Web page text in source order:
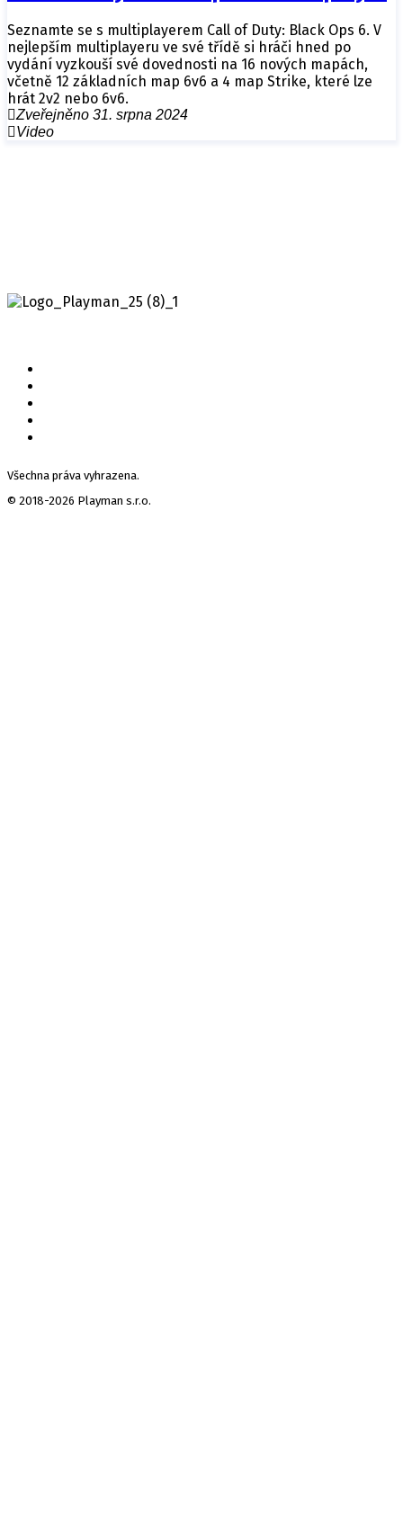
Seznamte se s multiplayerem Call of Duty: Black Ops 6. V
nejlepším multiplayeru ve své třídě si hráči hned po
vydání vyzkouší své dovednosti na 16 nových mapách,
včetně 12 základních map 6v6 a 4 map Strike, které lze
hrát 2v2 nebo 6v6.
Zveřejněno 31. srpna 2024
Video
Všechna práva vyhrazena.
© 2018-2026 Playman s.r.o.